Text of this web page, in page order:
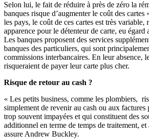
Selon lui, le fait de réduire à près de zéro la
banques risque d’augmenter le coût des cartes
les pays, le coût de ces cartes est très variable,
apparence pour le détenteur de carte, eu égard
Les banques proposent des services
banques des particuliers, qui sont
commissions interbancaires. En leur absence,
risqueraient de payer leur carte plus cher.
Risque de retour au cash ?
« Les petits business, comme les plombiers,
simplement de revenir au cash ou aux factures
trop souvent impayées et qui constituent des
additionnel en terme de temps de traitement, et
assure Andrew Buckley.